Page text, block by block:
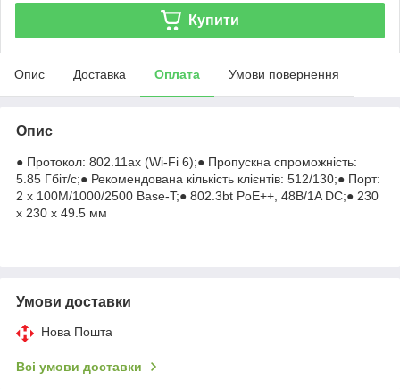
Купити
Опис Доставка Оплата Умови повернення
Опис
● Протокол: 802.11ax (Wi-Fi 6);● Пропускна спроможність:
5.85 Гбіт/с;● Рекомендована кількість клієнтів: 512/130;● Порт:
2 x 100M/1000/2500 Base-T;● 802.3bt PoE++, 48В/1A DC;● 230
x 230 x 49.5 мм
Умови доставки
Нова Пошта
Всі умови доставки